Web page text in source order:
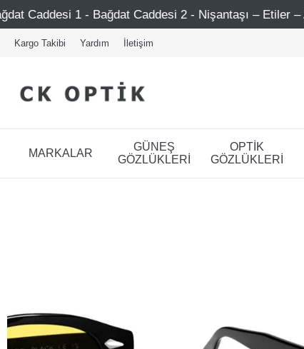
1 - Bağdat Caddesi 2 - Nişantaşı – Etiler – Ataşehir
Kargo Takibi Yardım İletişim
MARKALAR
GÜNEŞ
GÖZLÜKLERİ
OPTİK
GÖZLÜKLERİ